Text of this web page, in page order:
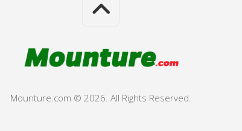
Mounture.com © 2026. All Rights Reserved.